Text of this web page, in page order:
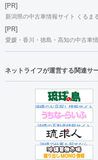
[PR]
新潟県の中古車情報サイト くるま
[PR]
愛媛・香川・徳島・高知の中古車
ネットライフが運営する関連サ
沖縄のお店探し情報サイト
沖縄の不動産情報サイト
沖縄で仕事を探すなら